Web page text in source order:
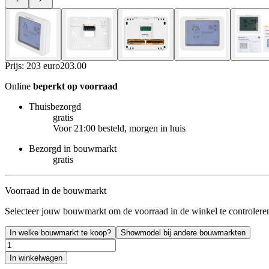
Prijs: 203 euro203.00
Online beperkt op voorraad
Thuisbezorgd
gratis
Voor 21:00 besteld, morgen in huis
Bezorgd in bouwmarkt
gratis
Voorraad in de bouwmarkt
Selecteer jouw bouwmarkt om de voorraad in de winkel te
In welke bouwmarkt te koop? Showmodel bij andere bouwmarkten
In winkelwagen